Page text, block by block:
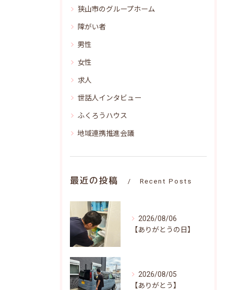
狭山市のグループホーム
障がい者
男性
女性
求人
世話人インタビュー
ふくろうハウス
地域連携推進会議
最近の投稿 Recent Posts
2026/08/06
【ありがとうの日】
2026/08/05
【ありがとう】